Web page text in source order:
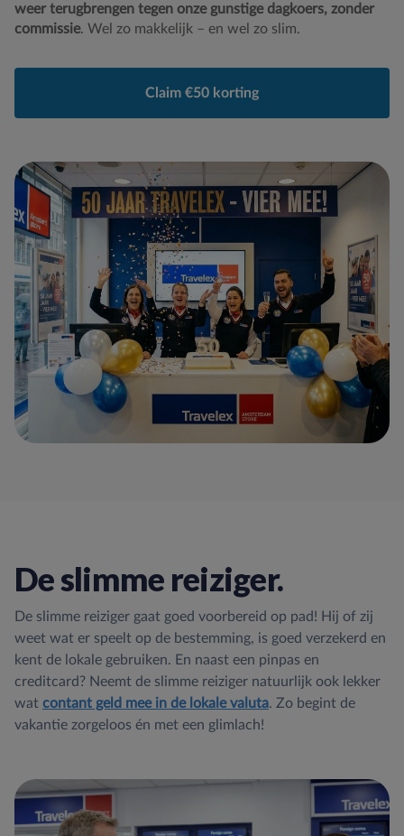
weer terugbrengen tegen onze gunstige dagkoers, zonder
commissie. Wel zo makkelijk – en wel zo slim.
Claim €50 korting
De slimme reiziger.
De slimme reiziger gaat goed voorbereid op pad! Hij of zij
weet wat er speelt op de bestemming, is goed verzekerd en
kent de lokale gebruiken. En naast een pinpas en
creditcard? Neemt de slimme reiziger natuurlijk ook lekker
wat contant geld mee in de lokale valuta. Zo begint de
vakantie zorgeloos én met een glimlach!